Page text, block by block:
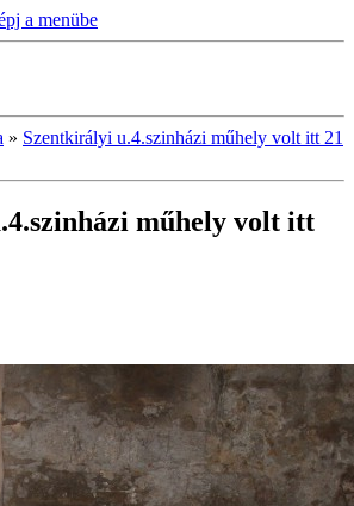
a menübe
» Szentkirályi u.4.szinházi műhely volt itt 21
műhely volt itt